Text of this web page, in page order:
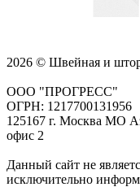
2026 © Швейная и
ООО "ПРОГРЕСС"
ОГРН: 1217700131956
125167 г. Москва МО
офис 2
Данный сайт не
исключительно